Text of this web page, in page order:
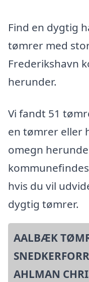
Find en dygtig
tømrer med
Frederikshavn
herunder.
Vi fandt 51
en tømrer eller
omegn
hvis du vil
dygtig tømrer.
AALBÆK
AHLMAN